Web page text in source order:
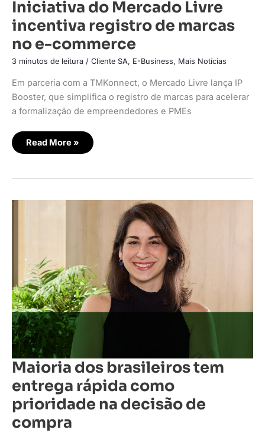
Iniciativa do Mercado Livre
incentiva registro de marcas
no e-commerce
3 minutos de leitura / Cliente SA, E-Business, Mais Notícias
Em parceria com a TMKonnect, o Mercado Livre lança IP
Booster, que simplifica o registro de marcas para acelerar
a formalização de empreendedores e PMEs
Read More »
Maioria dos brasileiros tem
entrega rápida como
prioridade na decisão de
compra
Maioria
prioridade
na
decisão
de
compra